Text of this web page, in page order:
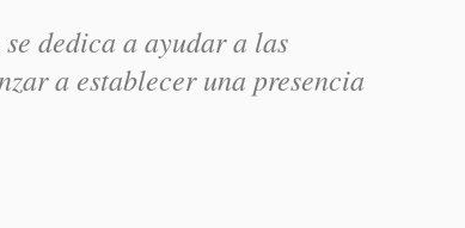
dedica a ayudar a las
a establecer una presencia